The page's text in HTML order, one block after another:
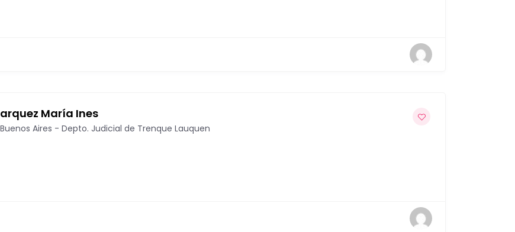
María Ines
Buenos Aires - Depto. Judicial de Trenque Lauquen